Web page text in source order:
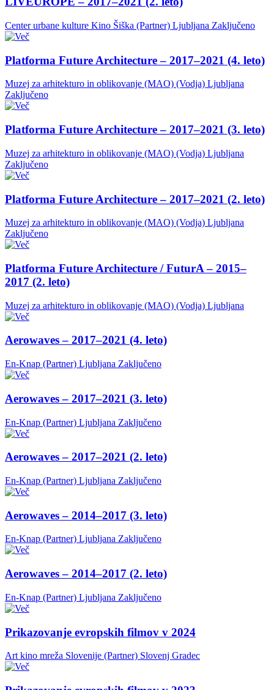
Center urbane kulture Kino Šiška (Partner) Ljubljana Zaključeno
Platforma Future Architecture – 2017–2021 (4. leto)
Muzej za arhitekturo in oblikovanje (MAO) (Vodja) Ljubljana
Zaključeno
Platforma Future Architecture – 2017–2021 (3. leto)
Muzej za arhitekturo in oblikovanje (MAO) (Vodja) Ljubljana
Zaključeno
Platforma Future Architecture – 2017–2021 (2. leto)
Muzej za arhitekturo in oblikovanje (MAO) (Vodja) Ljubljana
Zaključeno
Platforma Future Architecture / FuturA – 2015–
2017 (2. leto)
Muzej za arhitekturo in oblikovanje (MAO) (Vodja) Ljubljana
Aerowaves – 2017–2021 (4. leto)
En-Knap (Partner) Ljubljana Zaključeno
Aerowaves – 2017–2021 (3. leto)
En-Knap (Partner) Ljubljana Zaključeno
Aerowaves – 2017–2021 (2. leto)
En-Knap (Partner) Ljubljana Zaključeno
Aerowaves – 2014–2017 (3. leto)
En-Knap (Partner) Ljubljana Zaključeno
Aerowaves – 2014–2017 (2. leto)
En-Knap (Partner) Ljubljana Zaključeno
Prikazovanje evropskih filmov v 2024
Art kino mreža Slovenije (Partner) Slovenj Gradec